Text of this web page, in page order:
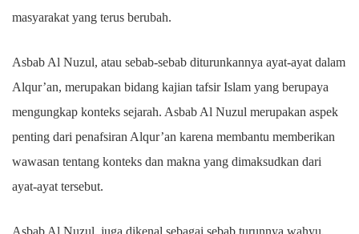
masyarakat yang terus berubah.
Asbab Al Nuzul, atau sebab-sebab diturunkannya ayat-ayat dalam
Alqur’an, merupakan bidang kajian tafsir Islam yang berupaya
mengungkap konteks sejarah. Asbab Al Nuzul merupakan aspek
penting dari penafsiran Alqur’an karena membantu memberikan
wawasan tentang konteks dan makna yang dimaksudkan dari
ayat-ayat tersebut.
Asbab Al Nuzul, juga dikenal sebagai sebab turunnya wahyu,